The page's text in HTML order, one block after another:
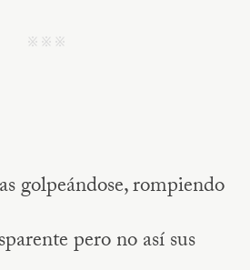
j j j
golpeándose, rompiendo
pero no así sus